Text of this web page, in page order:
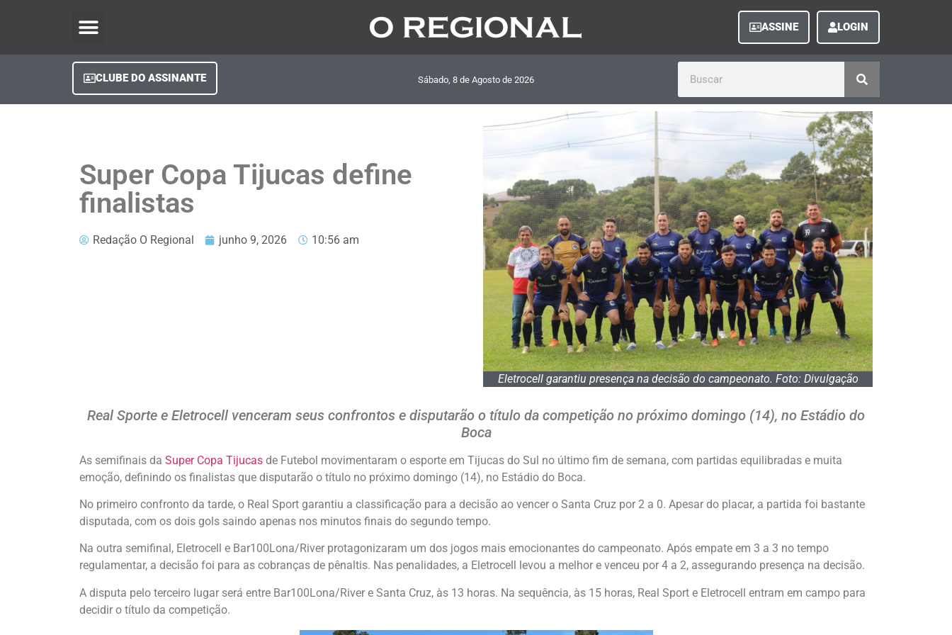
ASSINE LOGIN
CLUBE DO ASSINANTE Sábado, 8 de Agosto de 2026
Super Copa Tijucas define
finalistas
Redação O Regional junho 9, 2026 10:56 am
Eletrocell garantiu presença na decisão do campeonato. Foto: Divulgação
Real Sporte e Eletrocell venceram seus confrontos e disputarão o título da competição no próximo domingo (14), no Estádio do
Boca
As semifinais da Super Copa Tijucas de Futebol movimentaram o esporte em Tijucas do Sul no último fim de semana, com partidas equilibradas e muita
emoção, definindo os finalistas que disputarão o título no próximo domingo (14), no Estádio do Boca.
No primeiro confronto da tarde, o Real Sport garantiu a classificação para a decisão ao vencer o Santa Cruz por 2 a 0. Apesar do placar, a partida foi bastante
disputada, com os dois gols saindo apenas nos minutos finais do segundo tempo.
Na outra semifinal, Eletrocell e Bar100Lona/River protagonizaram um dos jogos mais emocionantes do campeonato. Após empate em 3 a 3 no tempo
regulamentar, a decisão foi para as cobranças de pênaltis. Nas penalidades, a Eletrocell levou a melhor e venceu por 4 a 2, assegurando presença na decisão.
A disputa pelo terceiro lugar será entre Bar100Lona/River e Santa Cruz, às 13 horas. Na sequência, às 15 horas, Real Sport e Eletrocell entram em campo para
decidir o título da competição.